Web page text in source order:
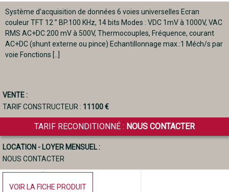
Système d’acquisition de données 6 voies universelles Ecran
couleur TFT 12 ” BP.100 KHz, 14 bits Modes : VDC 1mV à 1000V, VAC
RMS AC+DC 200 mV à 500V, Thermocouples, Fréquence, courant
AC+DC (shunt externe ou pince) Echantillonnage max.:1 Méch/s par
voie Fonctions [..]
VENTE :
TARIF CONSTRUCTEUR : 11100 €
TARIF RECONDITIONNÉ : NOUS CONTACTER
LOCATION - LOYER MENSUEL :
NOUS CONTACTER
VOIR LA FICHE PRODUIT